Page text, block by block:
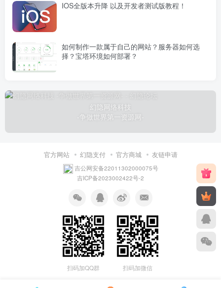
IOS全版本升降 以及开发者测试版教程！
如何制作一款属于自己的网站？服务器如何选
择？宝塔环境如何部署？
幻隐网络科技
-争做世界第一资源网-
官方网站 幻隐支付 官方商城 友链申请
吉公网安备22011302000075号
吉ICP备2023002422号-2
扫码加QQ群 扫码加微信